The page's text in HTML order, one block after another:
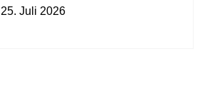
25. Juli 2026